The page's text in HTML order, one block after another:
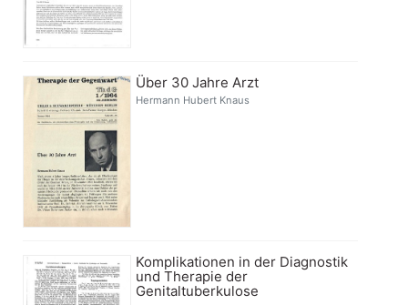
Über 30 Jahre Arzt
Hermann Hubert Knaus
Komplikationen in der Diagnostik
und Therapie der
Genitaltuberkulose